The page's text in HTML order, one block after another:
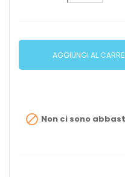
AGGIUNGI AL
 Non ci sono